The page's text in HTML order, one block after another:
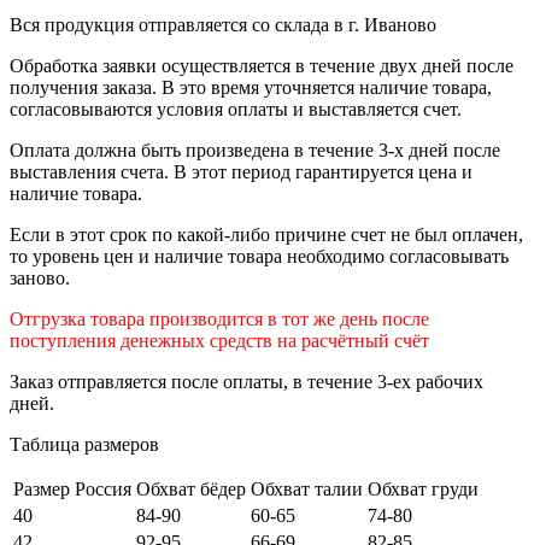
Вся продукция отправляется со склада в г. Иваново
Обработка заявки осуществляется в течение двух дней после
получения заказа. В это время уточняется наличие товара,
согласовываются условия оплаты и выставляется счет.
Оплата должна быть произведена в течение 3-х дней после
выставления счета. В этот период гарантируется цена и
наличие товара.
Если в этот срок по какой-либо причине счет не был оплачен,
то уровень цен и наличие товара необходимо согласовывать
заново.
Отгрузка товара производится в тот же день после
поступления денежных средств на расчётный счёт
Заказ отправляется после оплаты, в течение 3-ех рабочих
дней.
Таблица размеров
Размер Россия Обхват бёдер Обхват талии Обхват груди
40
84-90 60-65
74-80